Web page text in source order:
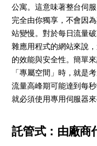
公寓。這意味著整台伺
完全由你獨享，不會因
站變慢。對於每日流量
雜應用程式的網站來說
的效能與安全性。簡單
「專屬空間」時，就是
流量高峰期可能達到每
就必須使用專用伺服器來
託管式：由廠商